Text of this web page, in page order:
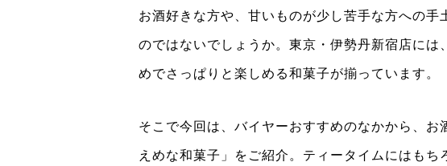
お酒好きな方や、甘いものが少し苦手な方への
のではないでしょうか。東京・伊勢丹新宿店には
めでさっぱりと楽しめる和菓子が揃っています。
そこで今回は、バイヤーおすすめのなかから、
えめな和菓子」をご紹介。ティータイムにはも